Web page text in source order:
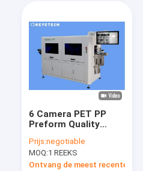
6 Camera PET PP
Preform Quality
met ondersteuning
voor Cloud Platform
Prijs:negotiable
MOQ:1 REEKS
Ontvang de meest recente